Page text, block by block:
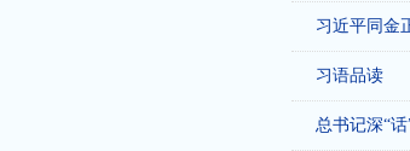
习近平同金
习语品读
总书记深“